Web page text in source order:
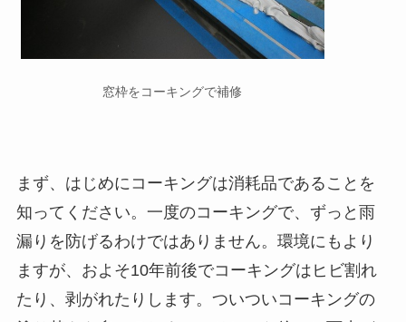
窓枠をコーキングで補修
まず、はじめにコーキングは消耗品であることを
知ってください。一度のコーキングで、ずっと雨
漏りを防げるわけではありません。環境にもより
ますが、およそ10年前後でコーキングはヒビ割れ
たり、剥がれたりします。ついついコーキングの